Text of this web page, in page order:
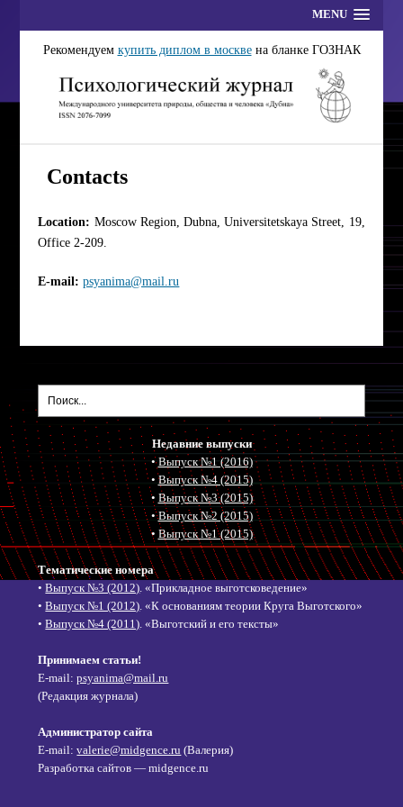
MENU
Рекомендуем купить диплом в москвена бланке ГОЗНАК
Contacts
Location: Moscow Region, Dubna, Universitetskaya Street, 19,
Office 2-209.
E-mail: psyanima@mail.ru
Недавние выпуски
•Выпуск №1 (2016)
•Выпуск №4 (2015)
• Выпуск №3 (2015)
•Выпуск №2 (2015)
• Выпуск №1 (2015)
Тематические номера
•Выпуск №3 (2012) . «Прикладное выготсковедение»
•Выпуск №1 (2012) . «К основаниям теории Круга Выготского»
•Выпуск №4 (2011) . «Выготский и его тексты»
Принимаем статьи!
E-mail:psyanima@mail.ru
(Редакция журнала)
Администратор сайта
E-mail:valerie@midgence.ru (Валерия)
Разработка сайтов — midgence.ru